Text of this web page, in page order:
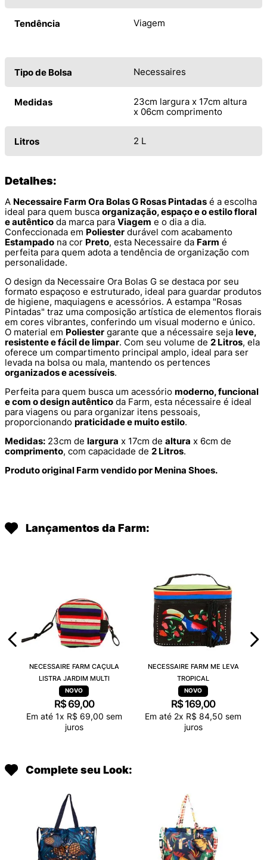
Tendência Viagem
Tipo de Bolsa Necessaires
Medidas
23cm largura x 17cm altura
x 06cm comprimento
Litros 2 L
Detalhes:
A Necessaire Farm Ora Bolas G Rosas Pintadas é a escolha
ideal para quem busca organização, espaço e o estilo floral
e autêntico da marca para Viagem e o dia a dia.
Confeccionada em Poliester durável com acabamento
Estampado na cor Preto, esta Necessaire da Farm é
perfeita para quem adota a tendência de organização com
personalidade.
O design da Necessaire Ora Bolas G se destaca por seu
formato espaçoso e estruturado, ideal para guardar produtos
de higiene, maquiagens e acessórios. A estampa "Rosas
Pintadas" traz uma composição artística de elementos florais
em cores vibrantes, conferindo um visual moderno e único.
O material em Poliester garante que a nécessaire seja leve,
resistente e fácil de limpar. Com seu volume de 2 Litros, ela
oferece um compartimento principal amplo, ideal para ser
levada na bolsa ou mala, mantendo os pertences
organizados e acessíveis.
Perfeita para quem busca um acessório moderno, funcional
e com o design autêntico da Farm, esta nécessaire é ideal
para viagens ou para organizar itens pessoais,
proporcionando praticidade e muito estilo.
Medidas: 23cm de largura x 17cm de altura x 6cm de
comprimento, com capacidade de 2 Litros.
Produto original Farm vendido por Menina Shoes.
Lançamentos da Farm:
NECESSAIRE FARM CAÇULA
LISTRA JARDIM MULTI
R$ 69,00
Em até 1x R$ 69,00 sem
juros
NECESSAIRE FARM ME LEVA
TROPICAL
R$ 169,00
Em até 2x R$ 84,50 sem
juros
Complete seu Look: